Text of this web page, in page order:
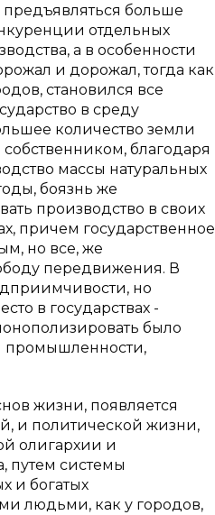
предъявляться больше
отдельных
а в особенности
и дорожал, тогда как
становился все
в среду
количество земли
благодаря
массы натуральных
боязнь же
производство в своих
причем государственное
но все, же
передвижения. В
но
в государствах -
было
промышленности,
жизни, появляется
и политической жизни,
олигархии и
путем системы
и богатых
людьми, как у городов,